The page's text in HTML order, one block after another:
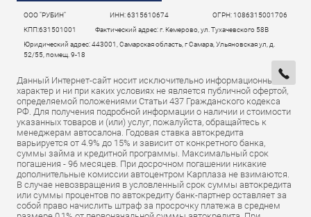
ООО "РУБИН" ИНН: 6315610674
ОГРН: 1086315001706
КПП:631501001
Фактический адрес: г. Кемерово, ул. Тухачевского 58В
Юридический адрес: 443001, Самарская область, г Самара, Ульяновская ул, д.
52/55, помещ. 9-18
Данный Интернет-сайт носит исключительно информационный
характер и ни при каких условиях не является публичной офертой,
определяемой положениями Статьи 437 Гражданского кодекса
РФ. Для получения подробной информации о наличии и стоимости
указанных товаров и (или) услуг, пожалуйста, обращайтесь к
менеджерам автосалона. Годовая ставка автокредита
варьируется от 4.9% до 15% и зависит от конкретного банка,
суммы займа и кредитной программы. Максимальный срок
погашения - 96 месяцев. При досрочном погашении никакие
дополнительные комиссии автоцентром Карплаза не взимаются.
В случае невозвращения в условленный срок суммы автокредита
или суммы процентов по автокредиту банк-партнер оставляет за
собой право начислить штраф за просрочку платежа в среднем